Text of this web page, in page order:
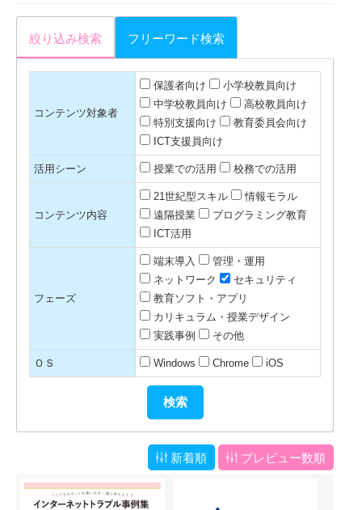
絞り込み検索 フリーワード検索
コンテンツ対象者
保護者向け
小学校教員向け
中学校教員向け
高校教員向け
特別支援向け
教育委員会向け
ICT支援員向け
活用シーン 授業での活用 校務での活用
コンテンツ内容
21世紀型スキル
情報モラル
遠隔授業
プログラミング教育
ICT活用
フェーズ
端末導入
管理・運用
ネットワーク
セキュリティ
教育ソフト・アプリ
カリキュラム・授業デザイン
実践事例
その他
ＯＳ Windows Chrome iOS
新着順 プレビュー数順